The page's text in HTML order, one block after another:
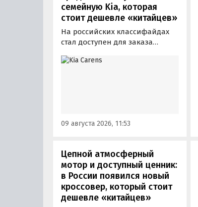
семейную Kia, которая
стоит дешевле «китайцев»
На российских классифайдах
стал доступен для заказа
компактвэн Kia Carens, который
дирхам (1,88 млн рублей), а у
09 августа 2026, 11:53
Цепной атмосферный
мотор и доступный ценник:
в России появился новый
кроссовер, который стоит
дешевле «китайцев»